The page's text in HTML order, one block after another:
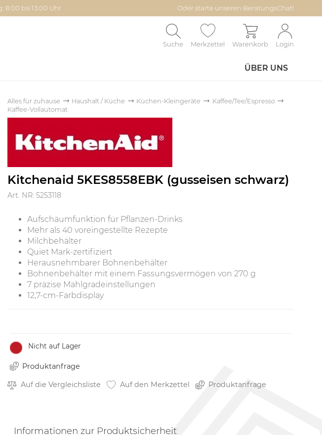
8:00 bis 13:00 Uhr Oder starte unseren BeratungsChat!
Suche Merkzettel Warenkorb Login
ÜBER UNS
Alles für zuhause Haushalt / Küche Küchen-Kleingeräte
Kaffee/Tee/Espresso
Kaffee-Vollautomat
Kitchenaid 5KES8558EBK (gusseisen schwarz)
Art. NR: 5253118
Aufschäumfunktion für Pflanzen-Drinks
Mehr als 40 voreingestellte Rezepte
Milchbehälter
Quiet Mark-zertifiziert
Herausnehmbarer Bohnenbehälter
Bohnenbehälter mit einem Fassungsvermögen von 270 g
7 präzise Mahlgradeinstellungen
12,7-cm-Farbdisplay
Nicht auf Lager
Produktanfrage
Auf die Vergleichsliste Auf den Merkzettel Produktanfrage
Informationen zur Produktsicherheit